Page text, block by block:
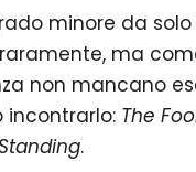
minore da
ma
non mancano
incontrarlo: The
.